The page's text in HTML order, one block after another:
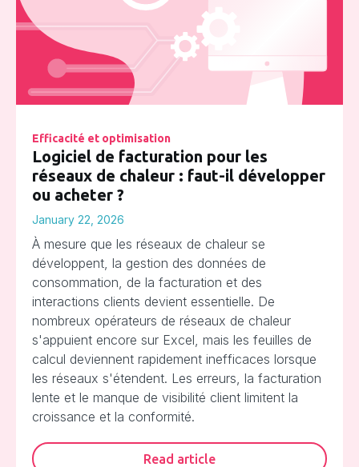
Efficacité et optimisation
Logiciel de facturation pour les
réseaux de chaleur : faut-il développer
ou acheter ?
January 22, 2026
À mesure que les réseaux de chaleur se
développent, la gestion des données de
consommation, de la facturation et des
interactions clients devient essentielle. De
nombreux opérateurs de réseaux de chaleur
s'appuient encore sur Excel, mais les feuilles de
calcul deviennent rapidement inefficaces lorsque
les réseaux s'étendent. Les erreurs, la facturation
lente et le manque de visibilité client limitent la
croissance et la conformité.
Read article